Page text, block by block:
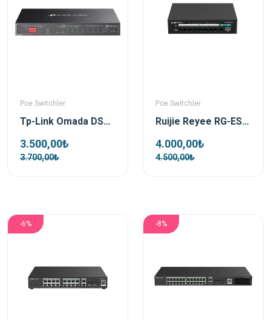
Poe Switchler
Tp-Link Omada DS110GMP 10 Port 1xSFP 123W Gigabit Yönetilemez Poe Switch
3.500,00₺
3.700,00₺
Poe Switchler
Ruijie Reyee RG-ES110GS-P-L 10 Port 1xSfp 1xRj45 Uplink Yönetilemez Gigabit PoE Switch
4.000,00₺
4.500,00₺
-6% -8%